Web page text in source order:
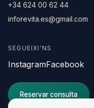
+34 624 00 62 44
inforevita.es@gmail.com
SEGUEIXI'NS
InstagramFacebook
Reservar consulta